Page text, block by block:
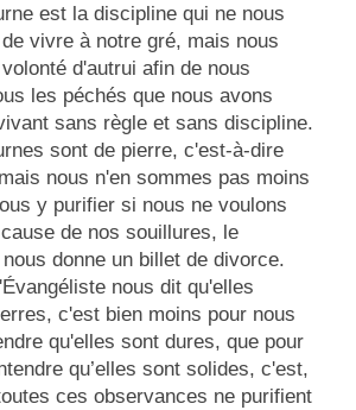
est la discipline qui ne nous
vivre à notre gré, mais nous
d'autrui afin de nous
les péchés que nous avons
sans règle et sans discipline.
sont de pierre, c'est-à-dire
nous n'en sommes pas moins
y purifier si nous ne voulons
de nos souillures, le
donne un billet de divorce.
nous dit qu'elles
c'est bien moins pour nous
qu'elles sont dures, que pour
qu’elles sont solides, c'est,
ces observances ne purifient